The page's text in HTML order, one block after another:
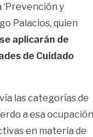
‘Prevención y
Palacios, quien
aplicarán de
de Cuidado
las categorías de
a esa
en materia de